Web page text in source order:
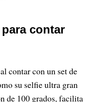
contar
contar con un set de
su selfie ultra gran
de 100 grados, facilita